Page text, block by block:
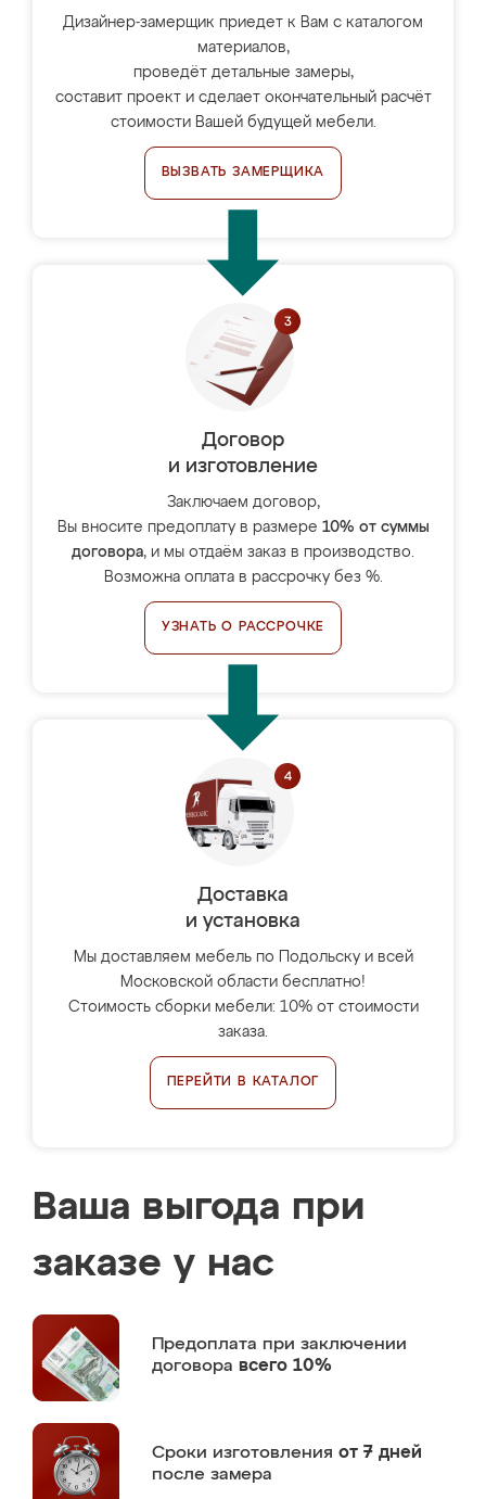
Дизайнер-замерщик приедет к Вам с каталогом
материалов,
проведёт детальные замеры,
составит проект и сделает окончательный расчёт
стоимости Вашей будущей мебели.
ВЫЗВАТЬ ЗАМЕРЩИКА
Договор
и изготовление
Заключаем договор,
Вы вносите предоплату в размере 10% от суммы
договора, и мы отдаём заказ в производство.
Возможна оплата в рассрочку без %.
УЗНАТЬ О РАССРОЧКЕ
Доставка
и установка
Мы доставляем мебель по Подольску и всей
Московской области бесплатно!
Стоимость сборки мебели: 10% от стоимости
заказа.
ПЕРЕЙТИ В КАТАЛОГ
Ваша выгода при
заказе у нас
Предоплата при заключении
договора всего 10%
Сроки изготовления от 7 дней
после замера